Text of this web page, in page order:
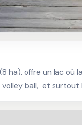
ha), offre un lac où
volley ball,  et